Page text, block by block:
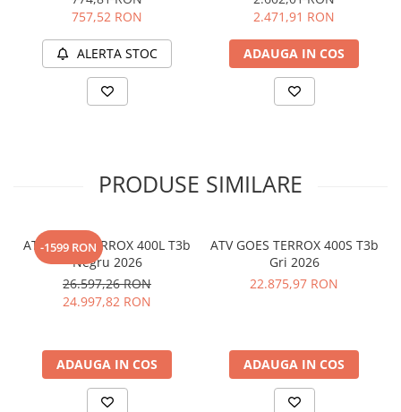
MOTOR
MECANICA
DIMENSIUNI
GENERAL
Motor:
Combustibil:
Cutie de viteze: automata CVT, H/L/N/R/P
Rezervor: 17 L
757,52 RON
ALERTA STOC
2.471,91 RON
ADAUGA IN COS
PRODUSE SIMILARE
-1599 RON
ATV GOES TERROX 400L T3b
Negru 2026
26.597,26 RON
24.997,82 RON
ADAUGA IN COS
ATV GOES TERROX 400S T3b
Gri 2026
22.875,97 RON
ADAUGA IN COS